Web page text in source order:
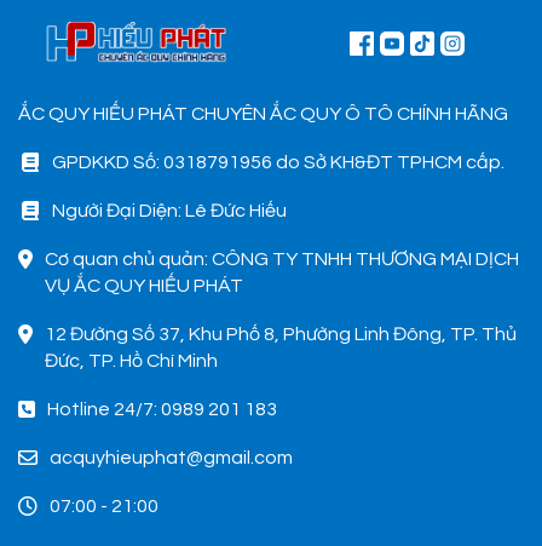
ẮC QUY HIẾU PHÁT CHUYÊN ẮC QUY Ô TÔ CHÍNH HÃNG
GPDKKD Số: 0318791956 do Sở KH&ĐT TPHCM cấp.
Người Đại Diện: Lê Đức Hiếu
Cơ quan chủ quản: CÔNG TY TNHH THƯƠNG MẠI DỊCH
VỤ ẮC QUY HIẾU PHÁT
12 Đường Số 37, Khu Phố 8, Phường Linh Đông, TP. Thủ
Đức, TP. Hồ Chí Minh
Hotline 24/7: 0989 201 183
acquyhieuphat@gmail.com
07:00 - 21:00